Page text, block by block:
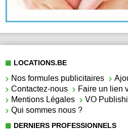
LOCATIONS.BE
Nos formules publicitaires
Contactez-nous
Faire un lien
Mentions Légales
VO
Qui sommes nous ?
DERNIERS PROFESSIONNELS